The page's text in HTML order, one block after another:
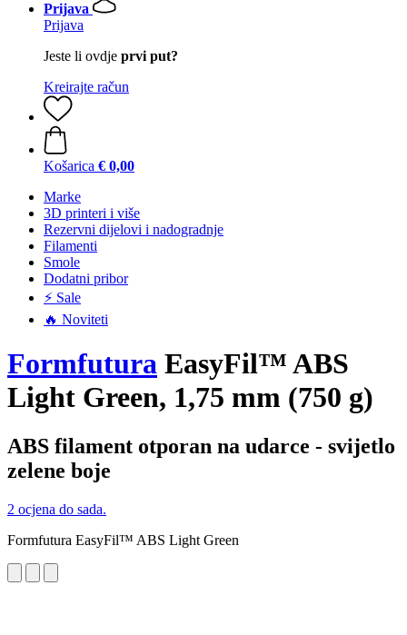
Prijava
Prijava
Jeste li ovdje prvi put?
Kreirajte račun
Košarica € 0,00
Marke
3D printeri i više
Rezervni dijelovi i nadogradnje
Filamenti
Smole
Dodatni pribor
⚡ Sale
🔥 Noviteti
Formfutura EasyFil™ ABS
Light Green, 1,75 mm (750 g)
ABS filament otporan na udarce - svijetlo
zelene boje
2 ocjena do sada.
Formfutura EasyFil™ ABS Light Green